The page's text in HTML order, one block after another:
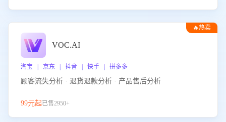
🔥热卖
VOC.AI
淘宝 | 京东 | 抖音 | 快手 | 拼多多
顾客流失分析 · 退货退款分析 · 产品售后分析
99元起已售2950+